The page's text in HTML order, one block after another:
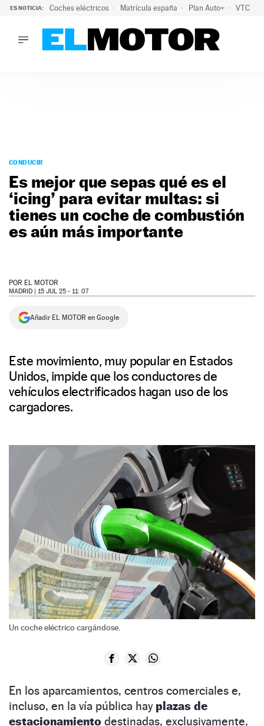
ES NOTICIA: Coches eléctricos Matrícula españa Plan Auto+ VTC
PODCAST
MOTOS
TECNOLOGÍA
SUPERCOCHES
NEWSLETTER
SÍGUENOS
CONDUCIR
Es mejor que sepas qué es el
‘icing’ para evitar multas: si
tienes un coche de combustión
es aún más importante
POR EL MOTOR
MADRID | 15 JUL 25 - 11: 07
Añadir EL MOTOR en Google
Este movimiento, muy popular en Estados
Unidos, impide que los conductores de
vehículos electrificados hagan uso de los
cargadores.
Un coche eléctrico cargándose.
En los aparcamientos, centros comerciales e,
incluso, en la vía pública hayplazas de
estacionamiento destinadas, exclusivamente,